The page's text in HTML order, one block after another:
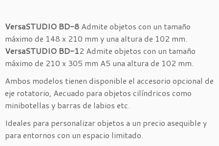
VersaSTUDIO BD-8 Admite objetos con un tamaño
máximo de 148 x 210 mm y una altura de 102 mm.
VersaSTUDIO BD-12 Admite objetos con un tamaño
máximo de 210 x 305 mm A5 una altura de 102 mm.
Ambos modelos tienen disponible el accesorio opcional de
eje rotatorio, Aecuado para objetos cilíndricos como
minibotellas y barras de labios etc.
Ideales para personalizar objetos a un precio asequible y
para entornos con un espacio limitado.